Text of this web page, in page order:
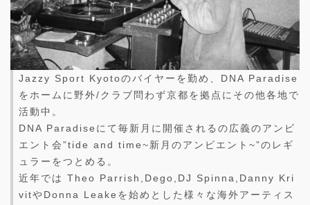
Jazzy Sport Kyotoのバイヤーを勤め、DNA Paradise
をホームに野外/クラブ問わず京都を拠点にその他各地で
活動中。
DNA Paradiseにて毎新月に開催されるの広義のアンビ
エント会”tide and time~新月のアンビエント~”のレギ
ュラーをつとめる。
近年では Theo Parrish,Dego,DJ Spinna,Danny Kri
vitやDonna Leakeを始めとした様々な海外アーティス